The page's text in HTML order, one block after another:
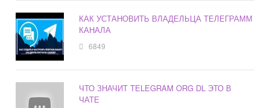
КАК УСТАНОВИТЬ ВЛАДЕЛЬЦА ТЕЛЕГРАММ
КАНАЛА
6849
ЧТО ЗНАЧИТ TELEGRAM ORG DL ЭТО В
ЧАТЕ